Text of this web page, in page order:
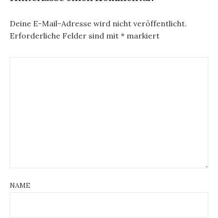
Deine E-Mail-Adresse wird nicht veröffentlicht.
Erforderliche Felder sind mit * markiert
NAME